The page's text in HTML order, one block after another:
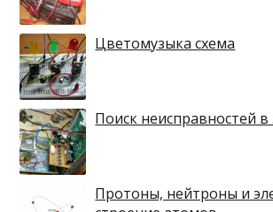
Цветомузыка схема
Поиск неисправностей в
Протоны, нейтроны и